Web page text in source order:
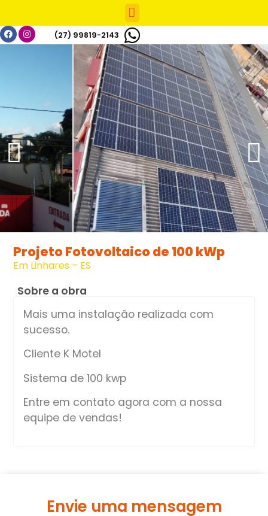
(27) 99819-2143
Chamar Agora
Projeto Fotovoltaico de 100 kWp
Em Linhares – ES
Sobre a obra
Mais uma instalação realizada com
sucesso.
Cliente K Motel
Sistema de 100 kwp
Entre em contato agora com a nossa
equipe de vendas!
Envie uma mensagem